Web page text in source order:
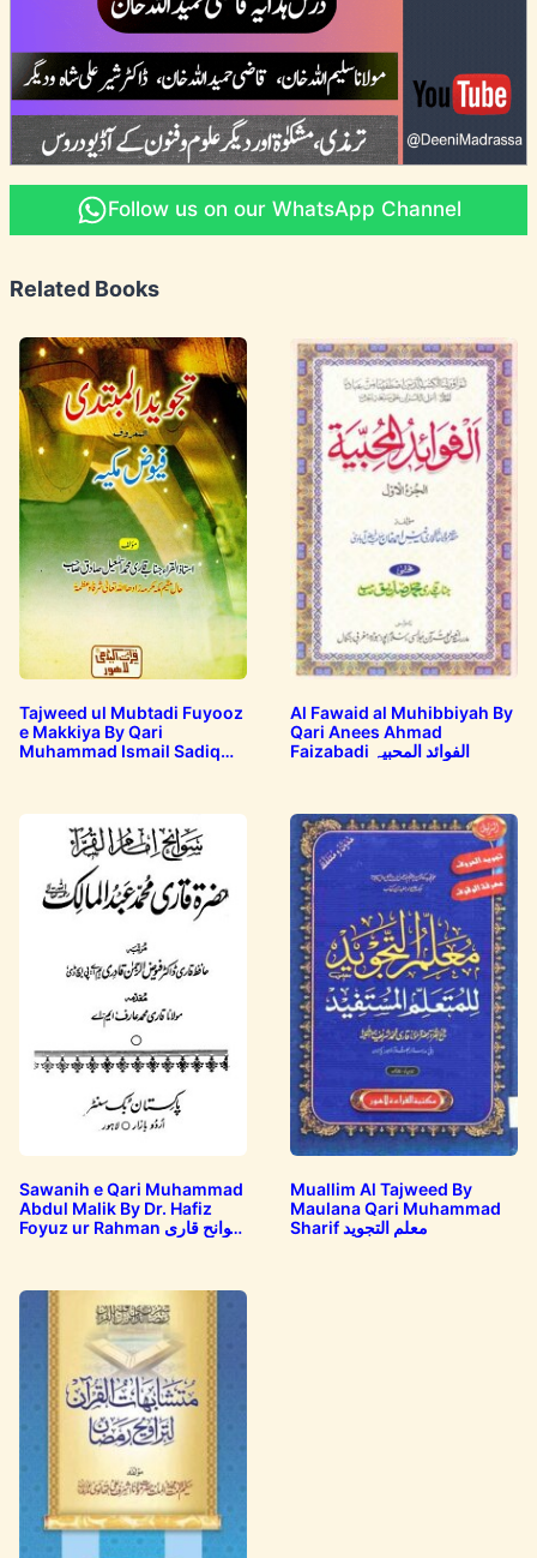
Follow us on our WhatsApp Channel
Related Books
Tajweed ul Mubtadi Fuyooz
e Makkiya By Qari
Muhammad Ismail Sadiq
Al Fawaid al Muhibbiyah By
Qari Anees Ahmad
Faizabadi الفوائد المحبیہ
Sawanih e Qari Muhammad
Abdul Malik By Dr. Hafiz
Foyuz ur Rahman سوانح قاری
Muallim Al Tajweed By
Maulana Qari Muhammad
Sharif معلم التجوید